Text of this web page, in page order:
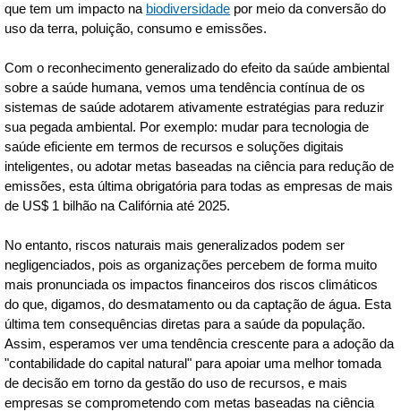
que tem um impacto na biodiversidade por meio da conversão do
uso da terra, poluição, consumo e emissões.
Com o reconhecimento generalizado do efeito da saúde ambiental
sobre a saúde humana, vemos uma tendência contínua de os
sistemas de saúde adotarem ativamente estratégias para reduzir
sua pegada ambiental. Por exemplo: mudar para tecnologia de
saúde eficiente em termos de recursos e soluções digitais
inteligentes, ou adotar metas baseadas na ciência para redução de
emissões, esta última obrigatória para todas as empresas de mais
de US$ 1 bilhão na Califórnia até 2025.
No entanto, riscos naturais mais generalizados podem ser
negligenciados, pois as organizações percebem de forma muito
mais pronunciada os impactos financeiros dos riscos climáticos
do que, digamos, do desmatamento ou da captação de água. Esta
última tem consequências diretas para a saúde da população.
Assim, esperamos ver uma tendência crescente para a adoção da
"contabilidade do capital natural" para apoiar uma melhor tomada
de decisão em torno da gestão do uso de recursos, e mais
empresas se comprometendo com metas baseadas na ciência